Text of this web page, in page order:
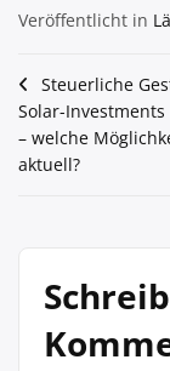
Veröffentlicht in
Steuerliche
Solar-
– welche
aktuell?